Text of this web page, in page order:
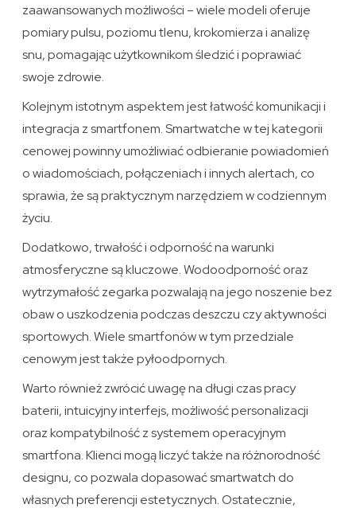
zaawansowanych możliwości – wiele modeli oferuje
pomiary pulsu, poziomu tlenu, krokomierza i analizę
snu, pomagając użytkownikom śledzić i poprawiać
swoje zdrowie.
Kolejnym istotnym aspektem jest łatwość komunikacji i
integracja z smartfonem. Smartwatche w tej kategorii
cenowej powinny umożliwiać odbieranie powiadomień
o wiadomościach, połączeniach i innych alertach, co
sprawia, że są praktycznym narzędziem w codziennym
życiu.
Dodatkowo, trwałość i odporność na warunki
atmosferyczne są kluczowe. Wodoodporność oraz
wytrzymałość zegarka pozwalają na jego noszenie bez
obaw o uszkodzenia podczas deszczu czy aktywności
sportowych. Wiele smartfonów w tym przedziale
cenowym jest także pyłoodpornych.
Warto również zwrócić uwagę na długi czas pracy
baterii, intuicyjny interfejs, możliwość personalizacji
oraz kompatybilność z systemem operacyjnym
smartfona. Klienci mogą liczyć także na różnorodność
designu, co pozwala dopasować smartwatch do
własnych preferencji estetycznych. Ostatecznie,